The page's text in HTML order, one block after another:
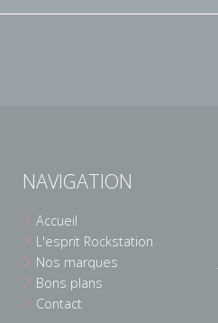
NAVIGATION
Accueil
L'esprit Rockstation
Nos marques
Bons plans
Contact